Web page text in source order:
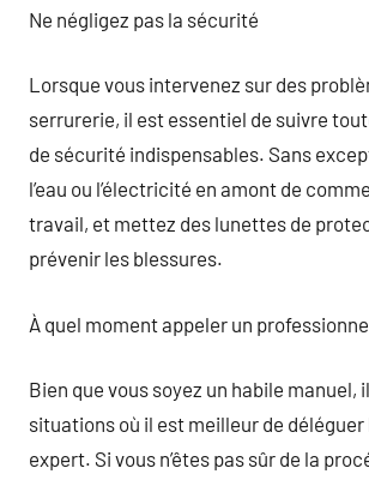
Ne négligez pas la sécurité
Lorsque vous intervenez sur des
serrurerie, il est essentiel de suivre
de sécurité indispensables. Sans
l’eau ou l’électricité en amont de
travail, et mettez des lunettes de
prévenir les blessures.
À quel moment appeler un
Bien que vous soyez un habile manuel,
situations où il est meilleur de déléguer
expert. Si vous n’êtes pas sûr de la